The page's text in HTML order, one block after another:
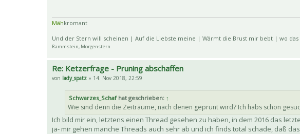
Mähkromant
Und der Stern will scheinen | Auf die Liebste meine | Wärmt die Brust mir bebt | wo
Rammstein, Morgenstern
Re: Ketzerfrage - Pruning abschaffen
von lady_spatz » 14. Nov 2018, 22:59
Schwarzes_Schafhat geschrieben: ↑
Wie sind denn die Zeiträume, nach denen geprunt wird? Ich habs schon
Ich bild mir ein, letztens einen Thread gesehen zu haben, in dem 2016 das
ja- mir gehen manche Threads auch sehr ab und ich finds total schade, daß